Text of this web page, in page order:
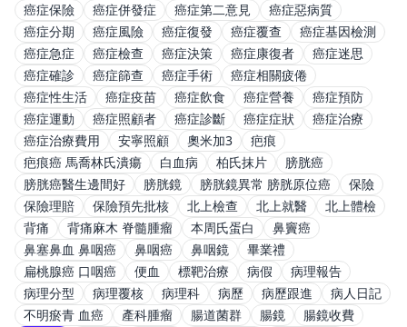
癌症保險
癌症併發症 癌症第二意見
癌症惡病質
癌症分期
癌症風險 癌症復發 癌症覆查
癌症基因檢測
癌症急症
癌症檢查 癌症決策 癌症康復者
癌症迷思
癌症確診
癌症篩查 癌症手術
癌症相關疲倦
癌症性生活
癌症疫苗 癌症飲食 癌症營養
癌症預防
癌症運動
癌症照顧者 癌症診斷 癌症症狀
癌症治療
癌症治療費用
安寧照顧 奧米加3
疤痕
疤痕癌 馬喬林氏潰瘍
白血病 柏氏抹片
膀胱癌
膀胱癌醫生邊間好
膀胱鏡 膀胱鏡異常 膀胱原位癌
保險
保險理賠
保險預先批核 北上檢查 北上就醫
北上體檢
背痛
背痛麻木 脊髓腫瘤 本周氏蛋白
鼻竇癌
鼻塞鼻血 鼻咽癌
鼻咽癌 鼻咽鏡
畢業禮
扁桃腺癌 口咽癌
便血 標靶治療 病假
病理報告
病理分型
病理覆核 病理科 病歷 病歷跟進
病人日記
不明瘀青 血癌
產科腫瘤 腸道菌群 腸鏡
腸鏡收費